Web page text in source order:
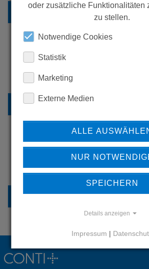
ZURÜCK ZUR
ERFAHREN SIE MEHR
UNSERE
REFERENZEN
HABEN SIE
KONTAKTIEREN SIE
KONTAKT
oder zusätzliche Funktionalitäten
zu stellen.
Notwendige Cookies
Statistik
Marketing
Externe Medien
ALLE
NUR
SPEICHERN
Details anzeigen
Impressum |